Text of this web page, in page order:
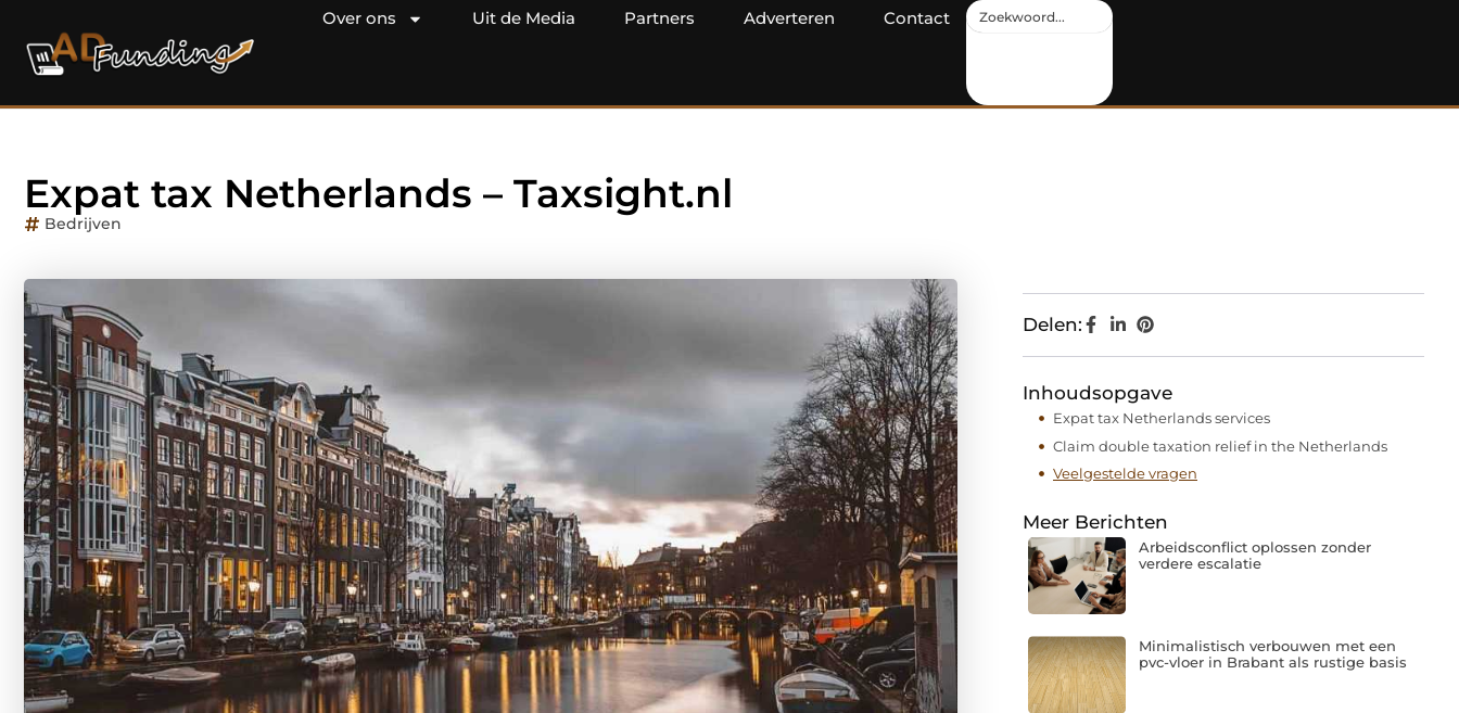
Over ons Uit de Media Partners Adverteren Contact
Expat tax Netherlands – Taxsight.nl
Bedrijven
Delen:
Inhoudsopgave
Expat tax Netherlands services
Claim double taxation relief in the Netherlands
Veelgestelde vragen
Meer Berichten
Arbeidsconflict oplossen zonder
verdere escalatie
Minimalistisch verbouwen met een
pvc-vloer in Brabant als rustige basis